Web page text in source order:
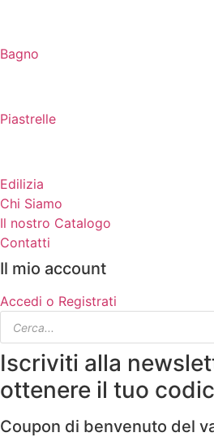
Bagno
Piastrelle
Edilizia
Chi Siamo
Il nostro Catalogo
Contatti
Il mio account
Accedi o Registrati
Products
search
Iscriviti alla
ottenere il tuo
Coupon di benvenuto del